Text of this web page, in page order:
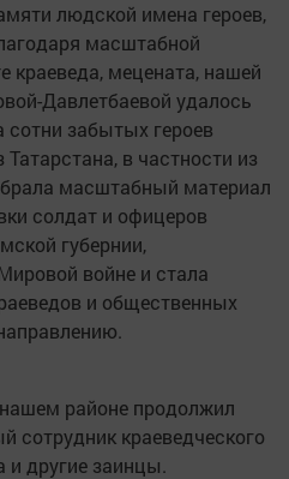
людской имена героев,
масштабной
краеведа, мецената, нашей
Давлетбаевой удалось
сотни забытых героев
в частности из
масштабный материал
солдат и офицеров
губернии,
войне и стала
и общественных
районе продолжил
сотрудник краеведческого
другие заинцы.